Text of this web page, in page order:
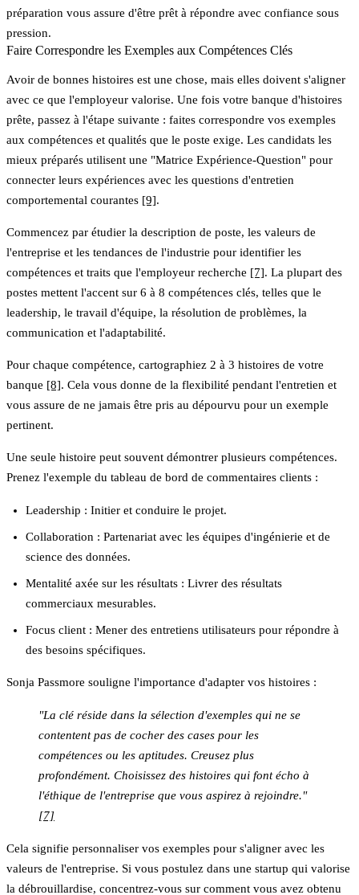
préparation vous assure d'être prêt à répondre avec confiance sous
pression.
Faire Correspondre les Exemples aux Compétences Clés
Avoir de bonnes histoires est une chose, mais elles doivent s'aligner
avec ce que l'employeur valorise. Une fois votre banque d'histoires
prête, passez à l'étape suivante : faites correspondre vos exemples
aux compétences et qualités que le poste exige. Les candidats les
mieux préparés utilisent une "Matrice Expérience-Question" pour
connecter leurs expériences avec les questions d'entretien
comportemental courantes [9].
Commencez par étudier la description de poste, les valeurs de
l'entreprise et les tendances de l'industrie pour identifier les
compétences et traits que l'employeur recherche [7]. La plupart des
postes mettent l'accent sur 6 à 8 compétences clés, telles que le
leadership, le travail d'équipe, la résolution de problèmes, la
communication et l'adaptabilité.
Pour chaque compétence, cartographiez 2 à 3 histoires de votre
banque [8]. Cela vous donne de la flexibilité pendant l'entretien et
vous assure de ne jamais être pris au dépourvu pour un exemple
pertinent.
Une seule histoire peut souvent démontrer plusieurs compétences.
Prenez l'exemple du tableau de bord de commentaires clients :
Leadership : Initier et conduire le projet.
Collaboration : Partenariat avec les équipes d'ingénierie et de
science des données.
Mentalité axée sur les résultats : Livrer des résultats
commerciaux mesurables.
Focus client : Mener des entretiens utilisateurs pour répondre à
des besoins spécifiques.
Sonja Passmore souligne l'importance d'adapter vos histoires :
"La clé réside dans la sélection d'exemples qui ne se
contentent pas de cocher des cases pour les
compétences ou les aptitudes. Creusez plus
profondément. Choisissez des histoires qui font écho à
l'éthique de l'entreprise que vous aspirez à rejoindre."
[7]
Cela signifie personnaliser vos exemples pour s'aligner avec les
valeurs de l'entreprise. Si vous postulez dans une startup qui valorise
la débrouillardise, concentrez-vous sur comment vous avez obtenu